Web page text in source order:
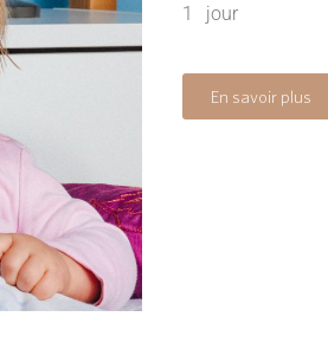
1 jour
En savoir plus